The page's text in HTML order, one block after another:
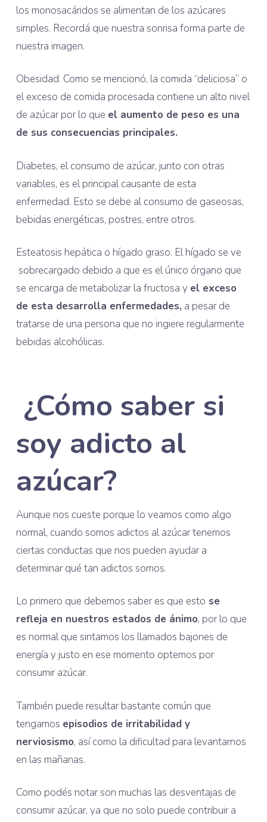
los monosacáridos se alimentan de los azúcares
simples. Recordá que nuestra sonrisa forma parte de
nuestra imagen.
Obesidad. Como se mencionó, la comida “deliciosa” o
el exceso de comida procesada contiene un alto nivel
de azúcar por lo que el aumento de peso es una
de sus consecuencias principales.
Diabetes, el consumo de azúcar, junto con otras
variables, es el principal causante de esta
enfermedad. Esto se debe al consumo de gaseosas,
bebidas energéticas, postres, entre otros.
Esteatosis hepática o hígado graso. El hígado se ve
sobrecargado debido a que es el único órgano que
se encarga de metabolizar la fructosa y el exceso
de esta desarrolla enfermedades, a pesar de
tratarse de una persona que no ingiere regularmente
bebidas alcohólicas.
¿Cómo saber si
soy adicto al
azúcar?
Aunque nos cueste porque lo veamos como algo
normal, cuando somos adictos al azúcar tenemos
ciertas conductas que nos pueden ayudar a
determinar qué tan adictos somos.
Lo primero que debemos saber es que esto se
refleja en nuestros estados de ánimo, por lo que
es normal que sintamos los llamados bajones de
energía y justo en ese momento optemos por
consumir azúcar.
También puede resultar bastante común que
tengamos episodios de irritabilidad y
nerviosismo, así como la dificultad para levantarnos
en las mañanas.
Como podés notar son muchas las desventajas de
consumir azúcar, ya que no solo puede contribuir a